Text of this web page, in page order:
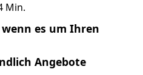
Min.
es um Ihren
Angebote